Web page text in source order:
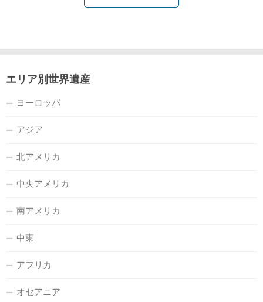
エリア別世界遺産
ヨーロッパ
アジア
北アメリカ
中央アメリカ
南アメリカ
中東
アフリカ
オセアニア